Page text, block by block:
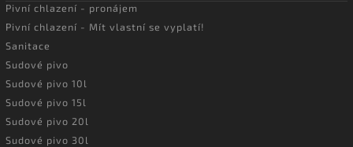
Pivní chlazení - pronájem
Pivní chlazení - Mít vlastní se vyplatí!
Sanitace
Sudové pivo
Sudové pivo 10l
Sudové pivo 15l
Sudové pivo 20l
Sudové pivo 30l